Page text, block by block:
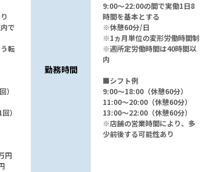
で
転
）
）
円
勤務時間
9:00～22:00の間で実働1日8
時間を基本とする
※休憩60分/日
※1ヵ月単位の変形労働時間制
※週所定労働時間は40時間以
内
■シフト例
9:00～18:00（休憩60分）
11:00～20:00（休憩60分）
13:00～22:00（休憩60分）
※店舗の営業時間により、多
少前後する可能性あり